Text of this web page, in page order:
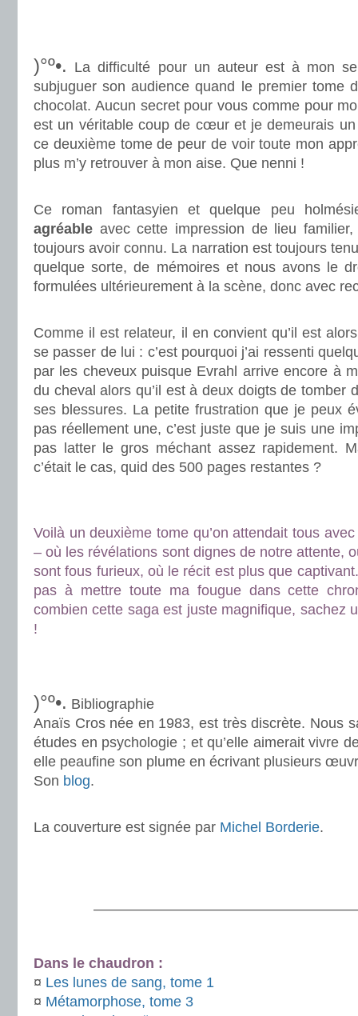
)°º•. La difficulté pour un auteur est à mon
subjuguer son audience quand le premier tome
chocolat. Aucun secret pour vous comme pour
est un véritable coup de cœur et je demeurais
ce deuxième tome de peur de voir toute mon
plus m’y retrouver à mon aise. Que nenni !
Ce roman fantasyien et quelque peu
agréable avec cette impression de lieu familier,
toujours avoir connu. La narration est toujours
quelque sorte, de mémoires et nous avons le
formulées ultérieurement à la scène, donc avec
Comme il est relateur, il en convient qu’il est
se passer de lui : c’est pourquoi j’ai ressenti
par les cheveux puisque Evrahl arrive encore à
du cheval alors qu’il est à deux doigts de tomber
ses blessures. La petite frustration que je peux
pas réellement une, c’est juste que je suis une
pas latter le gros méchant assez rapidement.
c’était le cas, quid des 500 pages restantes ?
Voilà un deuxième tome qu’on attendait tous
– où les révélations sont dignes de notre attente,
sont fous furieux, où le récit est plus que
pas à mettre toute ma fougue dans cette
combien cette saga est juste magnifique, sachez
!
)°º•. Bibliographie
Anaïs Cros née en 1983, est très discrète. Nous
études en psychologie ; et qu’elle aimerait vivre
elle peaufine son plume en écrivant plusieurs
Son blog.
La couverture est signée par Michel Borderie.
Dans le chaudron :
¤ Les lunes de sang, tome 1
¤ Métamorphose, tome 3